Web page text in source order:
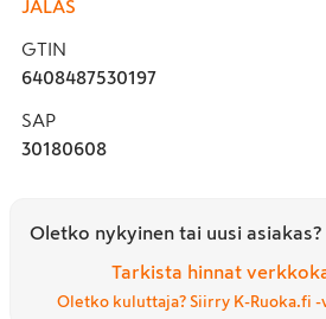
suojan herkille elektronisille
iskuvaimennusvyöhykkeet. Unisex-
JALAS
GTIN
6408487530197
SAP
30180608
Oletko nykyinen tai uusi asiakas?
Tarkista hinnat
Oletko kuluttaja? Siirry K-Ruoka.fi